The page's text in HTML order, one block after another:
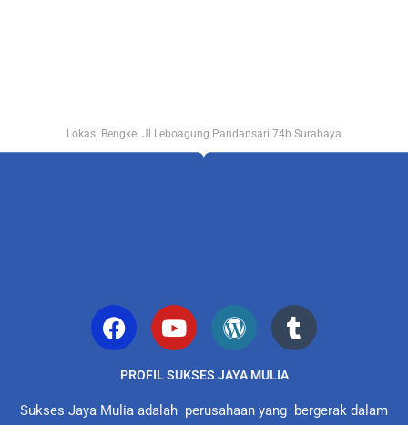
Lokasi Bengkel Jl Leboagung Pandansari 74b Surabaya
PROFIL SUKSES JAYA MULIA
Sukses Jaya Mulia adalah perusahaan yang bergerak dalam